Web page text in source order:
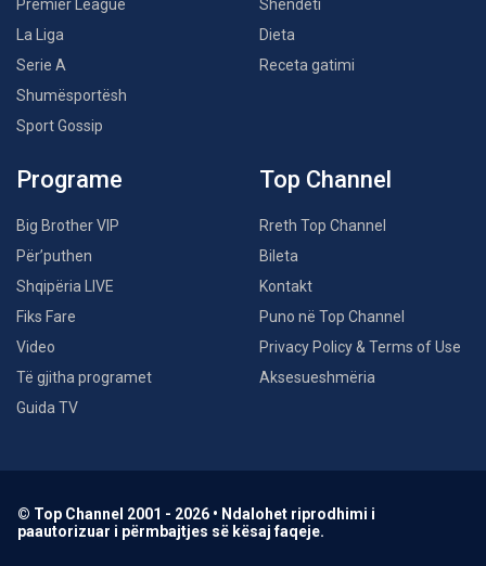
Premier League
La Liga
Serie A
Shumësportësh
Sport Gossip
Shëndeti
Dieta
Receta gatimi
Programe
Big Brother VIP
Për’puthen
Shqipëria LIVE
Fiks Fare
Video
Të gjitha programet
Guida TV
Top Channel
Rreth Top Channel
Bileta
Kontakt
Puno në Top Channel
Privacy Policy & Terms of Use
Aksesueshmëria
© Top Channel 2001 - 2026 • Ndalohet riprodhimi i
paautorizuar i përmbajtjes së kësaj faqeje.